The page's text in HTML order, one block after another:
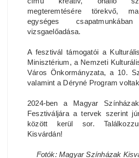
megteremtésére törekvő,
egységes
vizsgaelőadása.
A fesztivál támogatói a
Minisztérium, a Nemzeti
Város Önkormányzata, a 10.
valamint a Déryné Program
2024-ben a Magyar
Fesztiváljára a tervek szerint
között kerül sor.
Kisvárdán!
Fotók: Magyar Színházak